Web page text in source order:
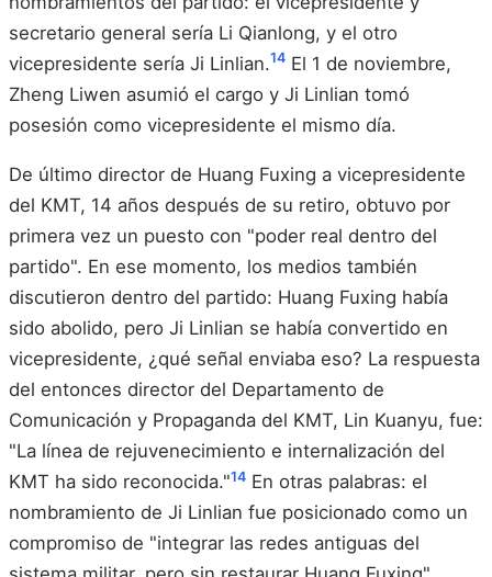
secretario general sería Li Qianlong, y el otro
vicepresidente sería Ji Linlian.14 El 1 de noviembre,
Zheng Liwen asumió el cargo y Ji Linlian tomó
posesión como vicepresidente el mismo día.
De último director de Huang Fuxing a vicepresidente
del KMT, 14 años después de su retiro, obtuvo por
primera vez un puesto con "poder real dentro del
partido". En ese momento, los medios también
discutieron dentro del partido: Huang Fuxing había
sido abolido, pero Ji Linlian se había convertido en
vicepresidente, ¿qué señal enviaba eso? La respuesta
del entonces director del Departamento de
Comunicación y Propaganda del KMT, Lin Kuanyu, fue:
"La línea de rejuvenecimiento e internalización del
KMT ha sido reconocida."14 En otras palabras: el
nombramiento de Ji Linlian fue posicionado como un
compromiso de "integrar las redes antiguas del